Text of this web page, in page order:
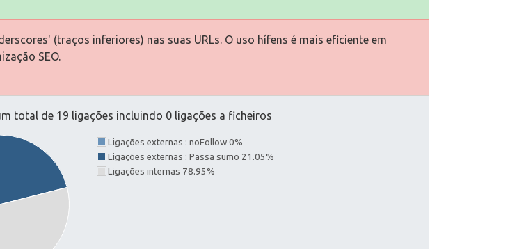
(traços inferiores) nas suas URLs. O uso hífens é mais eficiente em
SEO.
total de 19 ligações incluindo 0 ligações a ficheiros
Ligações externas : noFollow 0%
Ligações externas : Passa sumo 21.05%
Ligações internas 78.95%